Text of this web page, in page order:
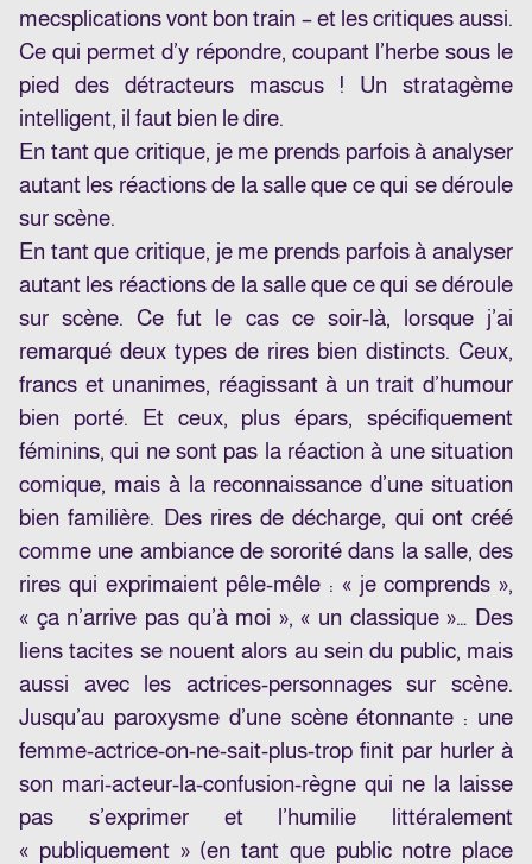
mecsplications vont bon train – et les critiques aussi.
Ce qui permet d’y répondre, coupant l’herbe sous le
pied des détracteurs mascus ! Un stratagème
intelligent, il faut bien le dire.
En tant que critique, je me prends parfois à analyser
autant les réactions de la salle que ce qui se déroule
sur scène.
En tant que critique, je me prends parfois à analyser
autant les réactions de la salle que ce qui se déroule
sur scène. Ce fut le cas ce soir-là, lorsque j’ai
remarqué deux types de rires bien distincts. Ceux,
francs et unanimes, réagissant à un trait d’humour
bien porté. Et ceux, plus épars, spécifiquement
féminins, qui ne sont pas la réaction à une situation
comique, mais à la reconnaissance d’une situation
bien familière. Des rires de décharge, qui ont créé
comme une ambiance de sororité dans la salle, des
rires qui exprimaient pêle-mêle : « je comprends »,
« ça n’arrive pas qu’à moi », « un classique »… Des
liens tacites se nouent alors au sein du public, mais
aussi avec les actrices-personnages sur scène.
Jusqu’au paroxysme d’une scène étonnante : une
femme-actrice-on-ne-sait-plus-trop finit par hurler à
son mari-acteur-la-confusion-règne qui ne la laisse
pas s’exprimer et l’humilie littéralement
« publiquement » (en tant que public notre place